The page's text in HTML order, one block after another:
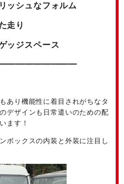
ッシュなフォルム
走り
ッジスペース
あり機能性に着目されがちなタ
デザインも日常遣いのための配
ます！
ボックスの内装と外装に注目し